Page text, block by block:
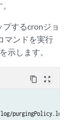
するcronジョ
マンドを実行
示します。
content_copy zoom_out_map
purgingPolicy.log